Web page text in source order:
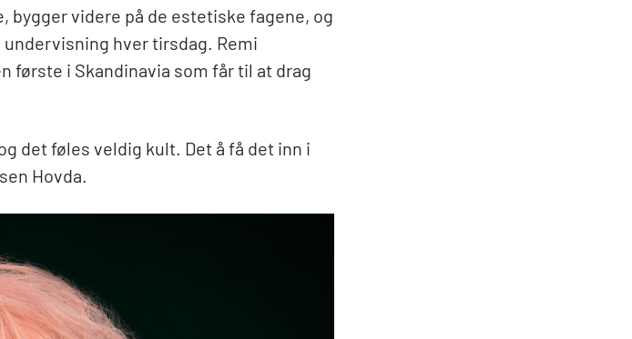
bygger videre på de estetiske fagene, og
hver tirsdag. Remi
første i Skandinavia som får til at drag
det føles veldig kult. Det å få det inn i
Hovda.